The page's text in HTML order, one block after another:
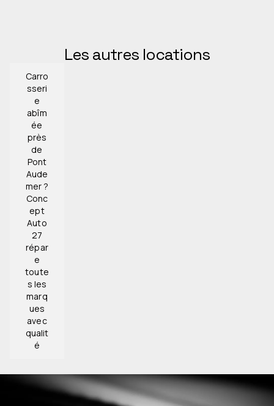
Les autres locations
Carro
sseri
e
abîm
ée
près
de
Pont
Aude
mer ?
Conc
ept
Auto
27
répar
e
toute
s les
marq
ues
avec
qualit
é